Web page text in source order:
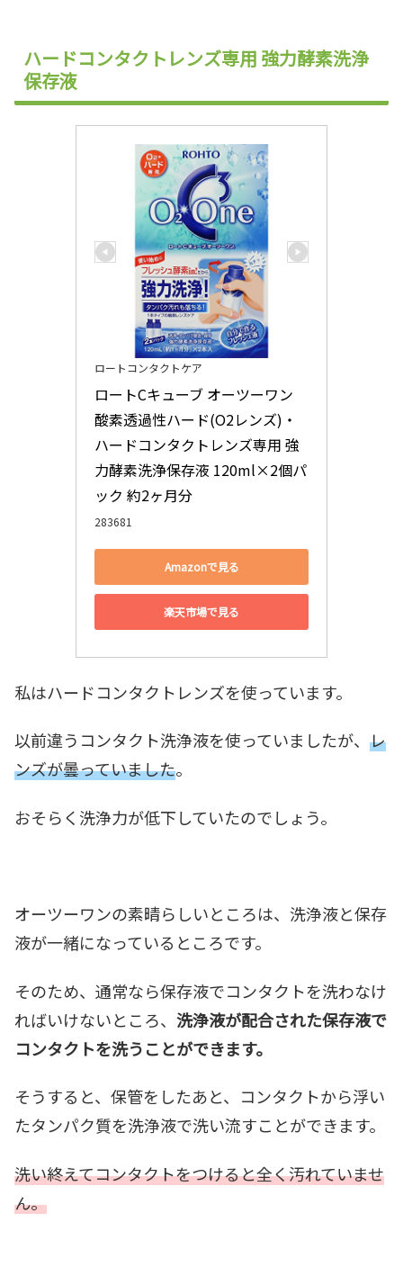
ハードコンタクトレンズ専用 強力酵素洗浄
保存液
ロートコンタクトケア
ロートCキューブ オーツーワン
酸素透過性ハード(O2レンズ)・
ハードコンタクトレンズ専用 強
力酵素洗浄保存液 120ml×2個パ
ック 約2ヶ月分
283681
Amazonで見る
楽天市場で見る
私はハードコンタクトレンズを使っています。
以前違うコンタクト洗浄液を使っていましたが、 レ
ンズが曇っていました。
おそらく洗浄力が低下していたのでしょう。
オーツーワンの素晴らしいところは、洗浄液と保存
液が一緒になっているところです。
そのため、通常なら保存液でコンタクトを洗わなけ
ればいけないところ、 洗浄液が配合された保存液で
コンタクトを洗うことができます。
そうすると、保管をしたあと、コンタクトから浮い
たタンパク質を洗浄液で洗い流すことができます。
洗い終えてコンタクトをつけると全く汚れていませ
ん。